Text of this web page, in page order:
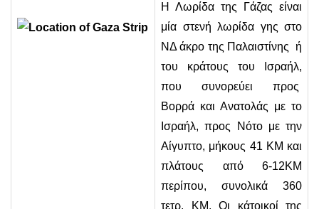
Η Λωρίδα της Γάζας είναι
μία στενή λωρίδα γης στο
ΝΔ άκρο της Παλαιστίνης ή
του κράτους του Ισραήλ,
που συνορεύει προς
Βορρά και Ανατολάς με το
Ισραήλ, προς Νότο με την
Αίγυπτο, μήκους 41 ΚΜ και
πλάτους από 6-12ΚΜ
περίπου, συνολικά 360
τετρ. ΚΜ. Οι κάτοικοί της